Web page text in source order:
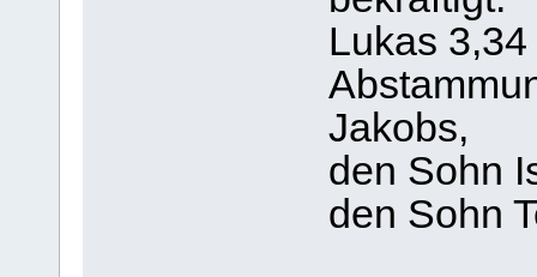
Lukas
Jakobs,
den Sohn
den Sohn